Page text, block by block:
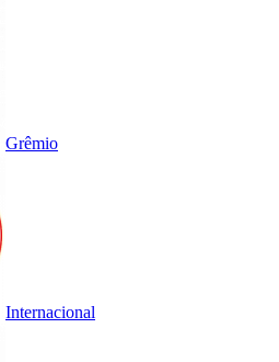
Grêmio
Internacional